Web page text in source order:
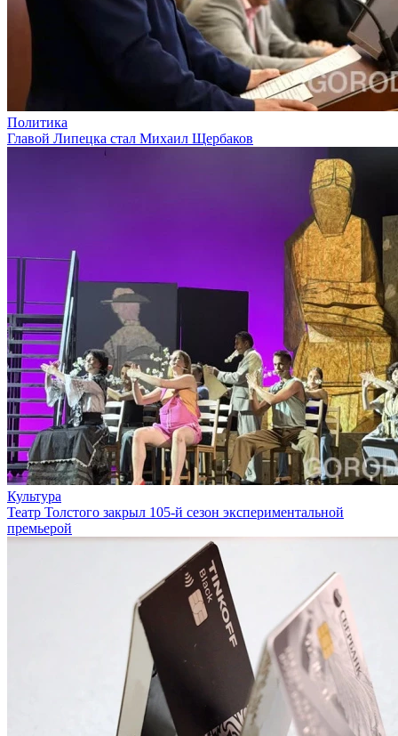
Политика
Главой Липецка стал Михаил Щербаков
Культура
Театр Толстого закрыл 105-й сезон экспериментальной
премьерой